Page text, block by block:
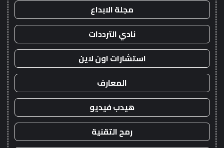
مجلة الابداع
نادي الترددات
استشارات اون لاين
المعارف
هيدب فيديو
رمح التقنية